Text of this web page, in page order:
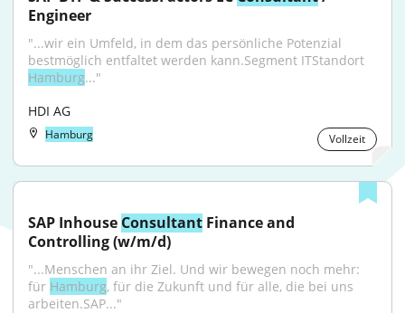
Engineer
"...wir ein Umfeld, in dem das persönliche Potenzial
Hamburg..."
HDI AG
Hamburg Vollzeit
SAP Inhouse Consultant Finance and
Controlling (w/m/d)
"...Menschen an ihr Ziel. Und wir bewegen noch mehr:
für Hamburg, für die Zukunft und für alle, die bei uns
arbeiten.SAP..."